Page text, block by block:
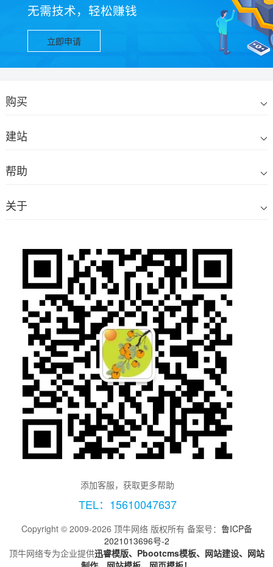
无需技术，轻松赚钱
立即申请
购买
建站
帮助
关于
添加客服，获取更多帮助
TEL：15610047637
Copyright © 2009-2026 顶牛网络 版权所有 备案号： 鲁ICP备
2021013696号-2
顶牛网络专为企业提供迅睿模版、Pbootcms模板、网站建设、网站